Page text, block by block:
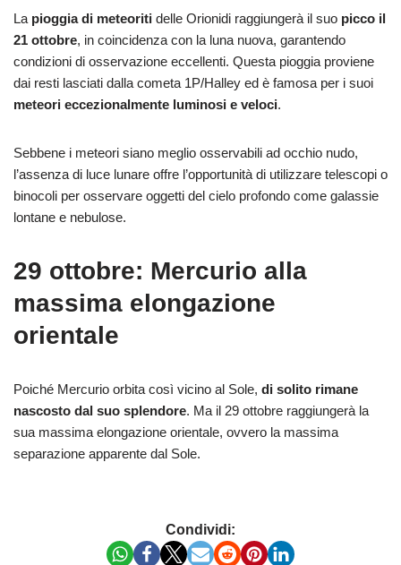
La pioggia di meteoriti delle Orionidi raggiungerà il suo picco il
21 ottobre, in coincidenza con la luna nuova, garantendo
condizioni di osservazione eccellenti. Questa pioggia proviene
dai resti lasciati dalla cometa 1P/Halley ed è famosa per i suoi
meteori eccezionalmente luminosi e veloci.
Sebbene i meteori siano meglio osservabili ad occhio nudo,
l’assenza di luce lunare offre l’opportunità di utilizzare telescopi o
binocoli per osservare oggetti del cielo profondo come galassie
lontane e nebulose.
29 ottobre: Mercurio alla
massima elongazione
orientale
Poiché Mercurio orbita così vicino al Sole, di solito rimane
nascosto dal suo splendore. Ma il 29 ottobre raggiungerà la
sua massima elongazione orientale, ovvero la massima
separazione apparente dal Sole.
Condividi: